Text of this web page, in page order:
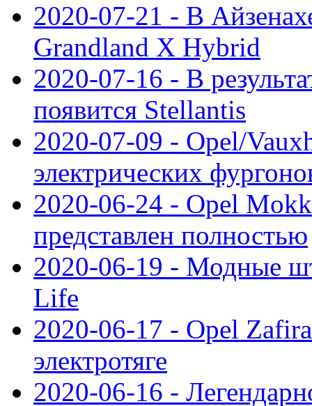
2020-07-21 - В
Grandland X Hybrid
2020-07-16 - В
появится Stellantis
2020-07-09 - Opel/
электрических
2020-06-24 - Opel
представлен полностью
2020-06-19 - Модные
Life
2020-06-17 - Opel
электротяге
2020-06-16 -